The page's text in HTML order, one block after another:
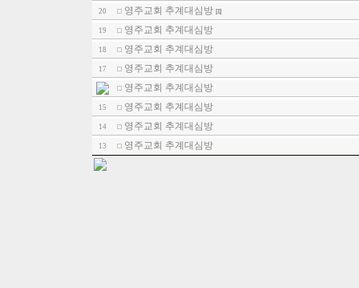
20 영주교회 추계대심방 [1]
19 영주교회 추계대심방
18 영주교회 추계대심방
17
영주교회 추계대심방
영주교회 추계대심방
15 영주교회 추계대심방
14 영주교회 추계대심방
13 영주교회 추계대심방